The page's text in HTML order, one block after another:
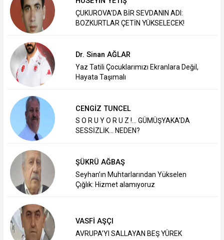
ÇUKUROVA’DA BİR SEVDANIN ADI:
BOZKURTLAR ÇETİN YÜKSELECEK!
Dr. Sinan AĞLAR
Yaz Tatili Çocuklarımızı Ekranlara Değil,
Hayata Taşımalı
CENGİZ TUNCEL
S O R U Y O R U Z !... GÜMÜŞYAKA'DA
SESSİZLİK... NEDEN?
ŞÜKRÜ AĞBAŞ
Seyhan’ın Muhtarlarından Yükselen
Çığlık: Hizmet alamıyoruz
VASFİ AŞÇI
AVRUPA’YI SALLAYAN BEŞ YÜREK